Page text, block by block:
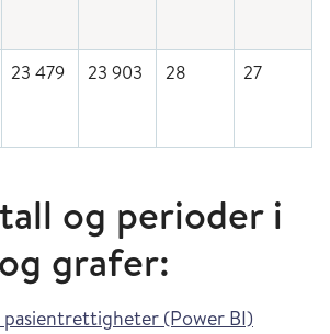
23 479 23 903 28 27
og perioder i
grafer:
(Power BI)